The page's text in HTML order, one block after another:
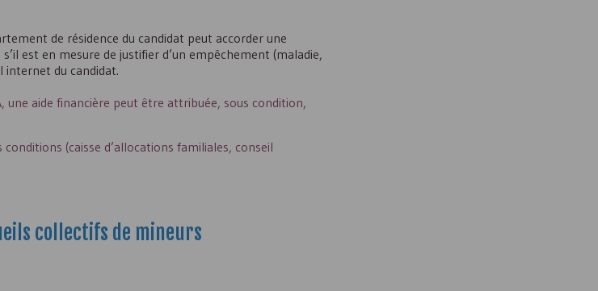
de résidence du candidat peut accorder une
est en mesure de justifier d’un empêchement (maladie,
internet du candidat.
, une aide financière peut être attribuée, sous condition,
(caisse d’allocations familiales, conseil
collectifs de mineurs